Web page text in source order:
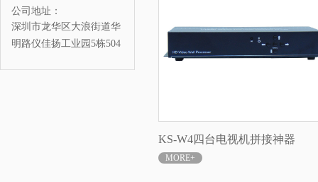
公司地址：
深圳市龙华区大浪街道华
明路仪佳扬工业园5栋504
KS-W4四台电视机拼接神器
MORE+